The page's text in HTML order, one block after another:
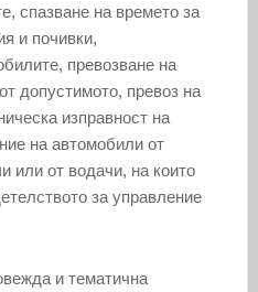
спазване на времето за
и почивки,
превозване на
допустимото, превоз на
изправност на
на автомобили от
или от водачи, на които
за управление
и тематична